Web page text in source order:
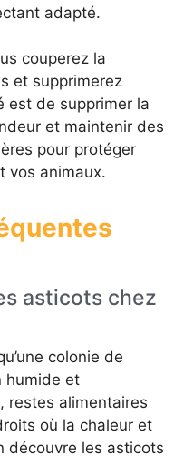
adapté.
couperez la
et supprimerez
est de supprimer la
et maintenir des
pour protéger
vos animaux.
asticots chez
colonie de
humide et
restes alimentaires
où la chaleur et
découvre les asticots